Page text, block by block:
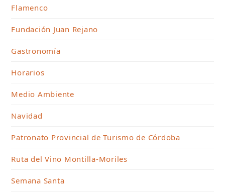
Flamenco
Fundación Juan Rejano
Gastronomía
Horarios
Medio Ambiente
Navidad
Patronato Provincial de Turismo de Córdoba
Ruta del Vino Montilla-Moriles
Semana Santa